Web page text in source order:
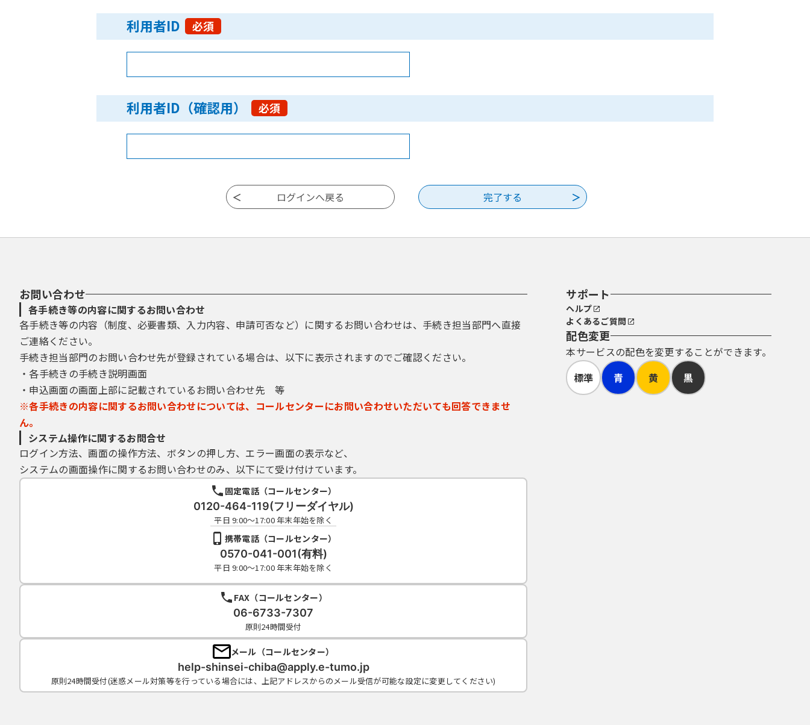
利用者ID 必須
利用者ID（確認用） 必須
お問い合わせ
各手続き等の内容に関するお問い合わせ
各手続き等の内容（制度、必要書類、入力内容、申請可否など）に関するお問い合わせは、手続き担当部門へ直接
ご連絡ください。
手続き担当部門のお問い合わせ先が登録されている場合は、以下に表示されますのでご確認ください。
・各手続きの手続き説明画面
・申込画面の画面上部に記載されているお問い合わせ先 等
※各手続きの内容に関するお問い合わせについては、コールセンターにお問い合わせいただいても回答できませ
ん。
システム操作に関するお問合せ
ログイン方法、画面の操作方法、ボタンの押し方、エラー画面の表示など、
システムの画面操作に関するお問い合わせのみ、以下にて受け付けています。
固定電話（コールセンター）
0120-464-119(フリーダイヤル)
平日 9:00～17:00 年末年始を除く
携帯電話（コールセンター）
0570-041-001(有料)
平日 9:00～17:00 年末年始を除く
FAX（コールセンター）
06-6733-7307
原則24時間受付
メール（コールセンター）
help-shinsei-chiba@apply.e-tumo.jp
原則24時間受付(迷惑メール対策等を行っている場合には、上記アドレスからのメール受信が可能な設定に変更してください)
サポート
ヘルプ
よくあるご質問
配色変更
本サービスの配色を変更することができます。
標準
青 黄 黒